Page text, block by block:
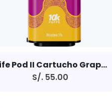
Life Pod II Cartucho Grape Honeydew 10000 Puffs 5% Saltnic
S/. 55.00